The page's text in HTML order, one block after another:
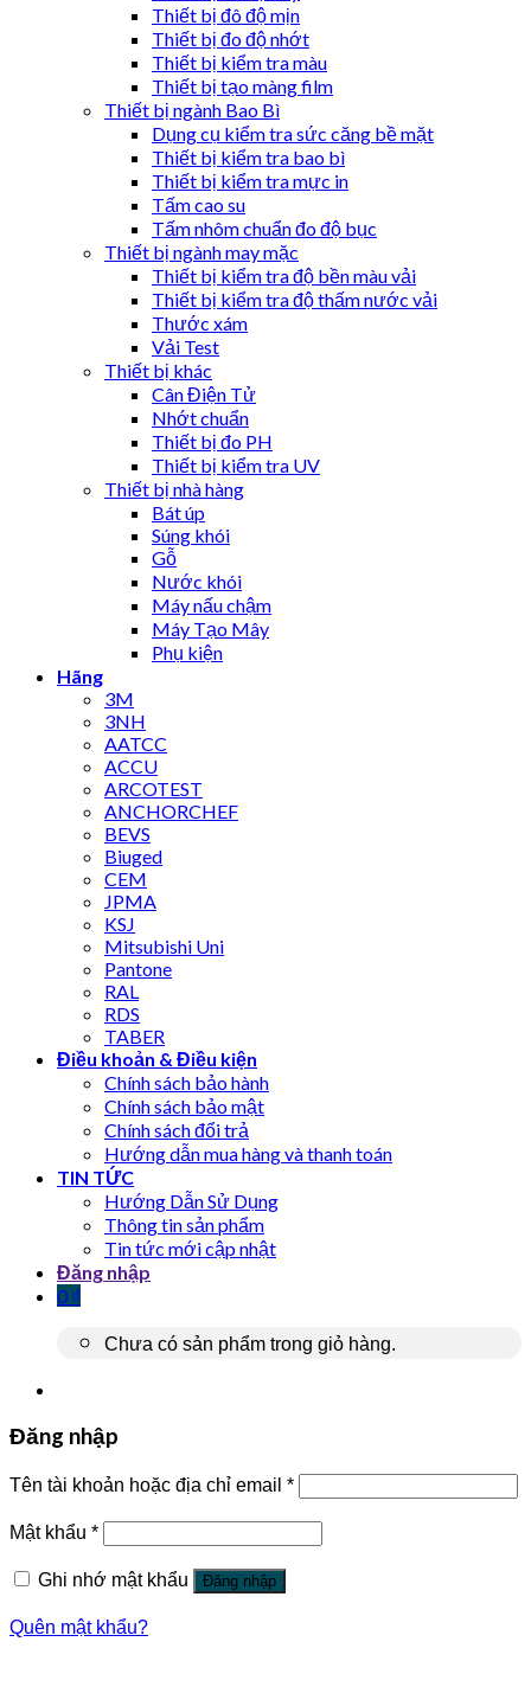
Thiết bị đô độ mịn
Thiết bị đo độ nhớt
Thiết bị kiểm tra màu
Thiết bị tạo màng film
Thiết bị ngành Bao Bì
Dụng cụ kiểm tra sức căng bề mặt
Thiết bị kiểm tra bao bì
Thiết bị kiểm tra mực in
Tấm cao su
Tấm nhôm chuẩn đo độ bục
Thiết bị ngành may mặc
Thiết bị kiểm tra độ bền màu vải
Thiết bị kiểm tra độ thấm nước vải
Thước xám
Vải Test
Thiết bị khác
Cân Điện Tử
Nhớt chuẩn
Thiết bị đo PH
Thiết bị kiểm tra UV
Thiết bị nhà hàng
Bát úp
Súng khói
Gỗ
Nước khói
Máy nấu chậm
Máy Tạo Mây
Phụ kiện
Hãng
3M
3NH
AATCC
ACCU
ARCOTEST
ANCHORCHEF
BEVS
Biuged
CEM
JPMA
KSJ
Mitsubishi Uni
Pantone
RAL
RDS
TABER
Điều khoản & Điều kiện
Chính sách bảo hành
Chính sách bảo mật
Chính sách đổi trả
Hướng dẫn mua hàng và thanh toán
TIN TỨC
Hướng Dẫn Sử Dụng
Thông tin sản phẩm
Tin tức mới cập nhật
Đăng nhập
0 ₫
Chưa có sản phẩm trong giỏ hàng.
Đăng nhập
Tên tài khoản hoặc địa chỉ email *
Mật khẩu *
Ghi nhớ mật khẩu Đăng nhập
Quên mật khẩu?